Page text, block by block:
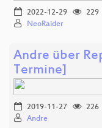
2022-12-29
229
NeoRaider
Andre über
Termine]
2019-11-27
226
Andre